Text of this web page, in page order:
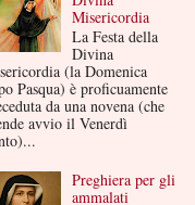
Misericordia
La Festa della
Divina
(la Domenica
Pasqua) è proficuamente
da una novena (che
avvio il Venerdì
Preghiera per gli
ammalati